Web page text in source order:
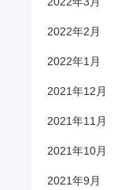
2022年2月
2022年1月
2021年12月
2021年11月
2021年10月
2021年9月